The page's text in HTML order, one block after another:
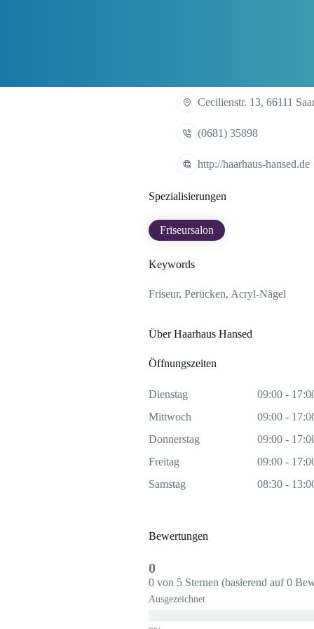
Cecilienstr. 13, 66111
(0681) 35898
http://haarhaus-hansed.de
Spezialisierungen
Friseursalon
Keywords
Friseur, Perücken, Acryl-Nägel
Über Haarhaus Hansed
Öffnungszeiten
Dienstag
09:00 -
Mittwoch
09:00 -
Donnerstag
09:00 -
Freitag
09:00 -
Samstag
08:30 -
Bewertungen
0
0 von 5 Sternen (basierend auf 0
Ausgezeichnet